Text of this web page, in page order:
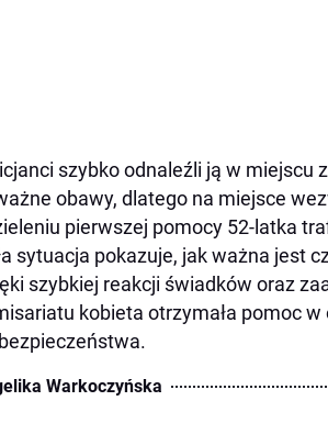
szybko odnaleźli ją w miejscu
obawy, dlatego na miejsce
pierwszej pomocy 52-latka
sytuacja pokazuje, jak ważna jest
szybkiej reakcji świadków oraz
kobieta otrzymała pomoc
Warkoczyńska